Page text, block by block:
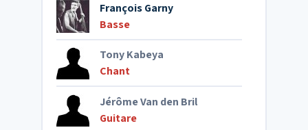
François Garny
Basse
Tony Kabeya
Chant
Jérôme Van den Bril
Guitare